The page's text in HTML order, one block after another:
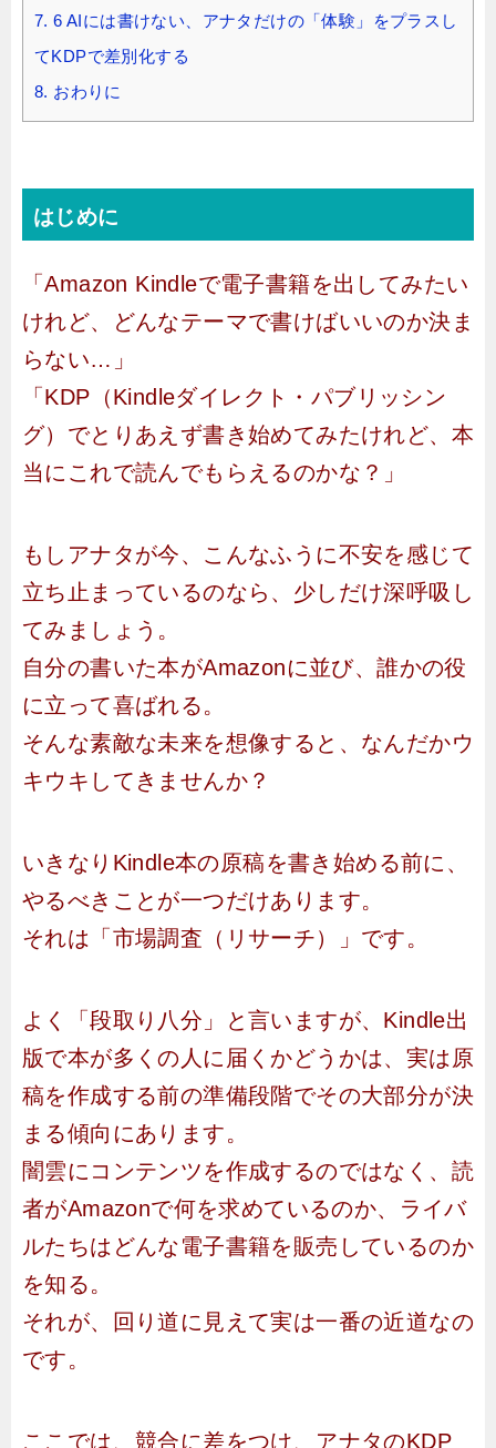
7. 6 AIには書けない、アナタだけの「体験」をプラスし
てKDPで差別化する
8. おわりに
はじめに
「Amazon Kindleで電子書籍を出してみたい
けれど、どんなテーマで書けばいいのか決ま
らない…」
「KDP（Kindleダイレクト・パブリッシン
グ）でとりあえず書き始めてみたけれど、本
当にこれで読んでもらえるのかな？」
もしアナタが今、こんなふうに不安を感じて
立ち止まっているのなら、少しだけ深呼吸し
てみましょう。
自分の書いた本がAmazonに並び、誰かの役
に立って喜ばれる。
そんな素敵な未来を想像すると、なんだかウ
キウキしてきませんか？
いきなりKindle本の原稿を書き始める前に、
やるべきことが一つだけあります。
それは「市場調査（リサーチ）」です。
よく「段取り八分」と言いますが、Kindle出
版で本が多くの人に届くかどうかは、実は原
稿を作成する前の準備段階でその大部分が決
まる傾向にあります。
闇雲にコンテンツを作成するのではなく、読
者がAmazonで何を求めているのか、ライバ
ルたちはどんな電子書籍を販売しているのか
を知る。
それが、回り道に見えて実は一番の近道なの
です。
ここでは、競合に差をつけ、アナタのKDP